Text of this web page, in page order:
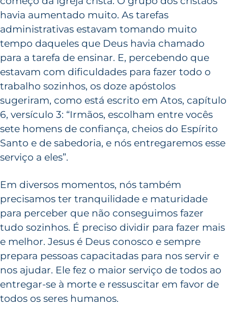
havia aumentado muito. As tarefas
administrativas estavam tomando muito
tempo daqueles que Deus havia chamado
para a tarefa de ensinar. E, percebendo que
estavam com dificuldades para fazer todo o
trabalho sozinhos, os doze apóstolos
sugeriram, como está escrito em Atos, capítulo
6, versículo 3: “Irmãos, escolham entre vocês
sete homens de confiança, cheios do Espírito
Santo e de sabedoria, e nós entregaremos esse
serviço a eles”.
Em diversos momentos, nós também
precisamos ter tranquilidade e maturidade
para perceber que não conseguimos fazer
tudo sozinhos. É preciso dividir para fazer mais
e melhor. Jesus é Deus conosco e sempre
prepara pessoas capacitadas para nos servir e
nos ajudar. Ele fez o maior serviço de todos ao
entregar-se à morte e ressuscitar em favor de
todos os seres humanos.